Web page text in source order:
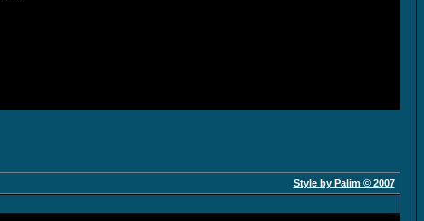
Style by Palim © 2007